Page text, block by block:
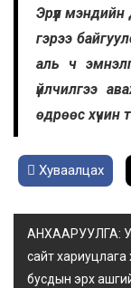
Эрүүл
гэрээ
аль ч
үйлчилгээ
өдрөөс хүчин
Хуваалцах
АНХААРУУЛГА:
сайт хариуцлага
бусдын эрх ашгийг